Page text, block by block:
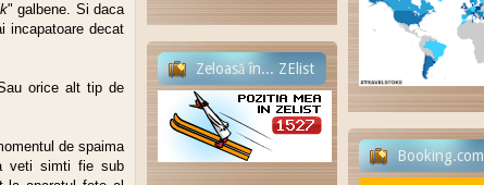
" galbene. Si daca
incapatoare decat
orice alt tip de
de spaima
veti simti fie sub
Zeloasă în... ZElist
:-)
Booking.com